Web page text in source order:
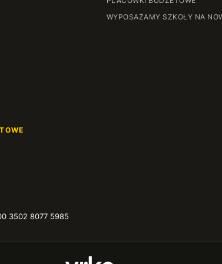
WYPOSAŻAMY SZKOŁY NA
3502 8077 5985